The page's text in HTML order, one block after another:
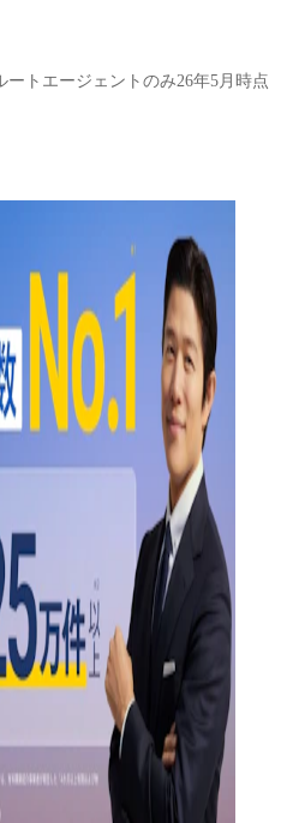
ートエージェントのみ26年5月時点